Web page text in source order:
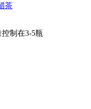
制在3-5瓶